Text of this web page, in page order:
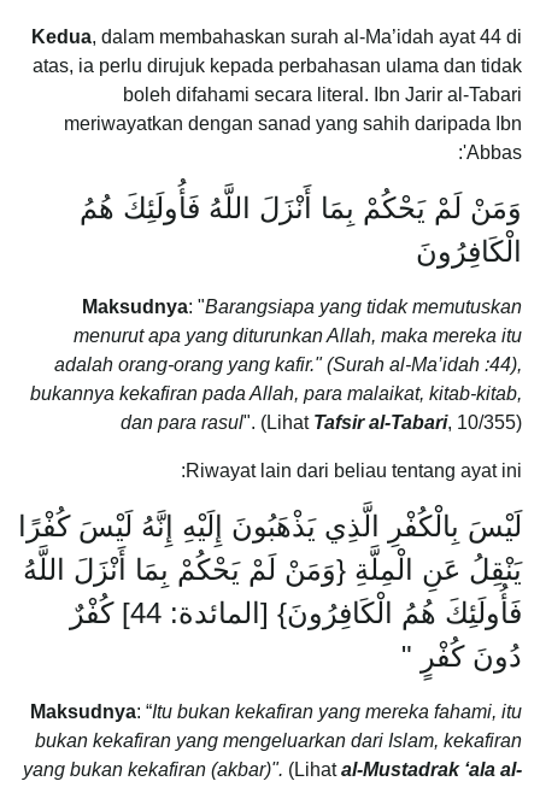
Kedua, dalam membahaskan surah al-Ma’idah ayat 44 di
atas, ia perlu dirujuk kepada perbahasan ulama dan tidak
boleh difahami secara literal. Ibn Jarir al-Tabari
meriwayatkan dengan sanad yang sahih daripada Ibn
'Abbas:
وَمَنْ لَمْ يَحْكُمْ بِمَا أَنْزَلَ اللَّهُ فَأُولَئِكَ هُمُ
الْكَافِرُونَ
Maksudnya: "Barangsiapa yang tidak memutuskan
menurut apa yang diturunkan Allah, maka mereka itu
adalah orang-orang yang kafir." (Surah al-Ma’idah :44),
bukannya kekafiran pada Allah, para malaikat, kitab-kitab,
dan para rasul". (LihatTafsir al-Tabari, 10/355)
Riwayat lain dari beliau tentang ayat ini:
لَيْسَ بِالْكُفْرِ الَّذِي يَذْهَبُونَ إِلَيْهِ إِنَّهُ لَيْسَ كُفْرًا
يَنْقِلُ عَنِ الْمِلَّةِ {وَمَنْ لَمْ يَحْكُمْ بِمَا أَنْزَلَ اللَّهُ
فَأُولَئِكَ هُمُ الْكَافِرُونَ} [المائدة: 44] كُفْرٌ
دُونَ كُفْرٍ "
Maksudnya: “Itu bukan kekafiran yang mereka fahami, itu
bukan kekafiran yang mengeluarkan dari Islam, kekafiran
yang bukan kekafiran (akbar)". (Lihatal-Mustadrak ‘ala al-